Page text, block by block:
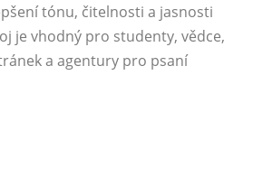
tónu, čitelnosti a jasnosti
je vhodný pro studenty, vědce,
a agentury pro psaní